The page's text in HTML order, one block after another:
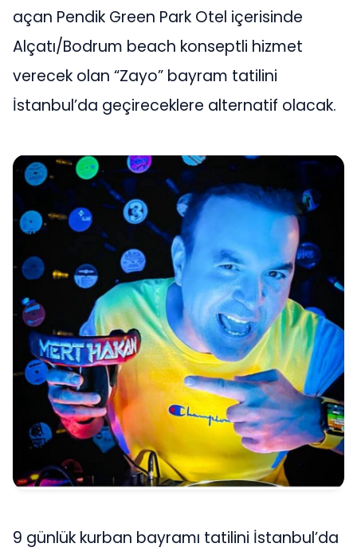
açan Pendik Green Park Otel içerisinde
Alçatı/Bodrum beach konseptli hizmet
verecek olan “Zayo” bayram tatilini
İstanbul’da geçireceklere alternatif olacak.
9 günlük kurban bayramı tatilini İstanbul’da